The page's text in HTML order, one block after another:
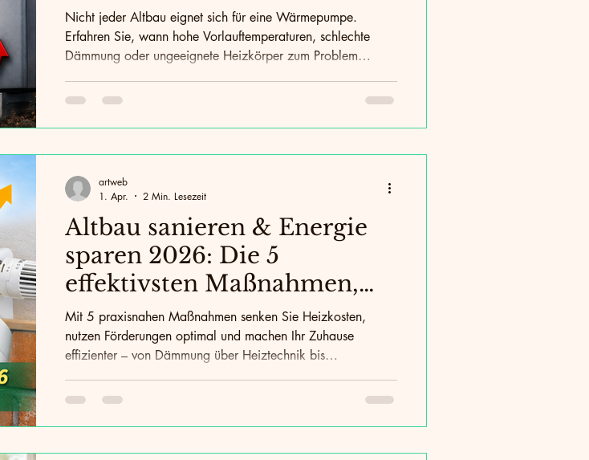
Nicht jeder Altbau eignet sich für eine Wärmepumpe.
Erfahren Sie, wann hohe Vorlauftemperaturen, schlechte
Dämmung oder ungeeignete Heizkörper zum Problem
Altbau sanieren & Energie
sparen 2026: Die 5
effektivsten Maßnahmen,
die sich wirklich lohnen
Mit 5 praxisnahen Maßnahmen senken Sie Heizkosten,
nutzen Förderungen optimal und machen Ihr Zuhause
effizienter – von Dämmung über Heiztechnik bis
artweb
1. Apr.
2 Min. Lesezeit